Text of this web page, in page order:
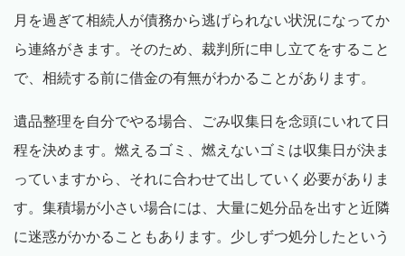
月を過ぎて相続人が債務から逃げられない状況になってか
ら連絡がきます。そのため、裁判所に申し立てをすること
で、相続する前に借金の有無がわかることがあります。
遺品整理を自分でやる場合、ごみ収集日を念頭にいれて日
程を決めます。燃えるゴミ、燃えないゴミは収集日が決ま
っていますから、それに合わせて出していく必要がありま
す。集積場が小さい場合には、大量に処分品を出すと近隣
に迷惑がかかることもあります。少しずつ処分したという